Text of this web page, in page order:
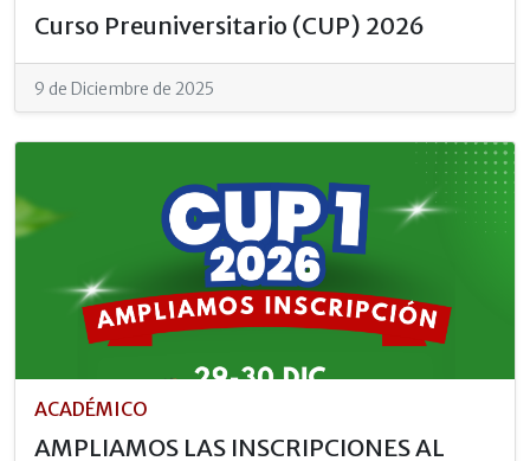
Curso Preuniversitario (CUP) 2026
9 de Diciembre de 2025
ACADÉMICO
AMPLIAMOS LAS INSCRIPCIONES AL